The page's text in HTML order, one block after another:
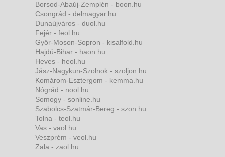
Borsod-Abaúj-Zemplén - boon.hu
Csongrád - delmagyar.hu
Dunaújváros - duol.hu
Fejér - feol.hu
Győr-Moson-Sopron - kisalfold.hu
Hajdú-Bihar - haon.hu
Heves - heol.hu
Jász-Nagykun-Szolnok - szoljon.hu
Komárom-Esztergom - kemma.hu
Nógrád - nool.hu
Somogy - sonline.hu
Szabolcs-Szatmár-Bereg - szon.hu
Tolna - teol.hu
Vas - vaol.hu
Veszprém - veol.hu
Zala - zaol.hu